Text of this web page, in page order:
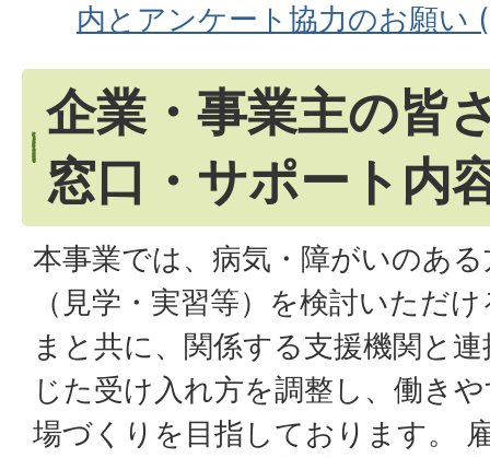
内とアンケート協力のお願い
企業・事業主の皆
窓口・サポート内
本事業では、病気・障がいのあ
（見学・実習等）を検討いただ
まと共に、関係する支援機関と
じた受け入れ方を調整し、働き
場づくりを目指しております。